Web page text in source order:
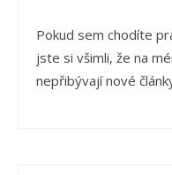
Pokud sem chodíte
jste si všimli, že na
nepřibývají nové